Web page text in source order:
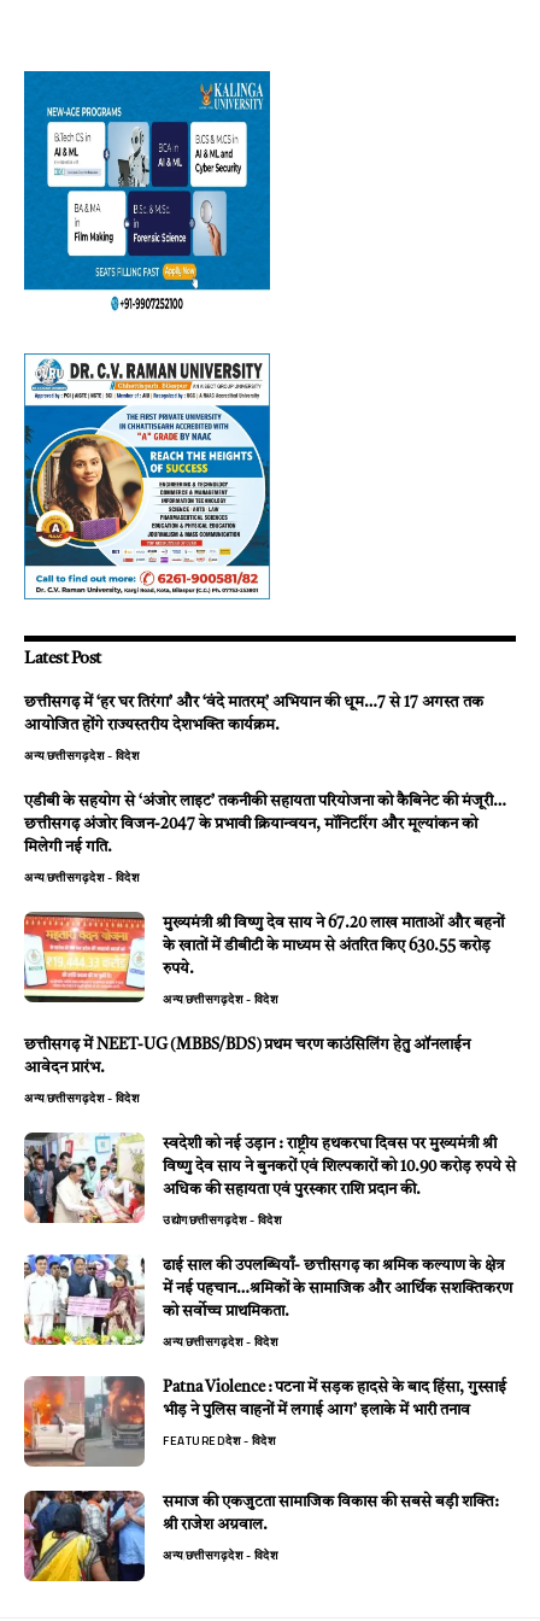
Latest Post
छत्तीसगढ़ में ‘हर घर तिरंगा’ और ‘वंदे मातरम्’ अभियान की धूम…7 से 17 अगस्त तक
आयोजित होंगे राज्यस्तरीय देशभक्ति कार्यक्रम.
अन्यछत्तीसगढ़देश - विदेश
एडीबी के सहयोग से ‘अंजोर लाइट’ तकनीकी सहायता परियोजना को कैबिनेट की मंजूरी…
छत्तीसगढ़ अंजोर विजन-2047 के प्रभावी क्रियान्वयन, मॉनिटरिंग और मूल्यांकन को
मिलेगी नई गति.
अन्यछत्तीसगढ़देश - विदेश
मुख्यमंत्री श्री विष्णु देव साय ने 67.20 लाख माताओं और बहनों
के खातों में डीबीटी के माध्यम से अंतरित किए 630.55 करोड़
रुपये.
अन्यछत्तीसगढ़देश - विदेश
छत्तीसगढ़ में NEET-UG (MBBS/BDS) प्रथम चरण काउंसिलिंग हेतु ऑनलाईन
आवेदन प्रारंभ.
अन्यछत्तीसगढ़देश - विदेश
स्वदेशी को नई उड़ान : राष्ट्रीय हथकरघा दिवस पर मुख्यमंत्री श्री
विष्णु देव साय ने बुनकरों एवं शिल्पकारों को 10.90 करोड़ रुपये से
अधिक की सहायता एवं पुरस्कार राशि प्रदान की.
उद्योगछत्तीसगढ़देश - विदेश
ढाई साल की उपलब्धियाँ- छत्तीसगढ़ का श्रमिक कल्याण के क्षेत्र
में नई पहचान…श्रमिकों के सामाजिक और आर्थिक सशक्तिकरण
को सर्वाेच्च प्राथमिकता.
अन्यछत्तीसगढ़देश - विदेश
Patna Violence : पटना में सड़क हादसे के बाद हिंसा, गुस्साई
भीड़ ने पुलिस वाहनों में लगाई आग’ इलाके में भारी तनाव
FEATUREDदेश - विदेश
समाज की एकजुटता सामाजिक विकास की सबसे बड़ी शक्ति:
श्री राजेश अग्रवाल.
अन्यछत्तीसगढ़देश - विदेश